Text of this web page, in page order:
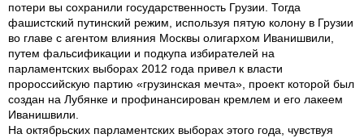
потери вы сохранили государственность Грузии. Тогда
фашистский путинский режим, используя пятую колону в Грузии
во главе с агентом влияния Москвы олигархом Иванишвили,
путем фальсификации и подкупа избирателей на
парламентских выборах 2012 года привел к власти
пророссийскую партию «грузинская мечта», проект которой был
создан на Лубянке и профинансирован кремлем и его лакеем
Иванишвили.
На октябрьских парламентских выборах этого года, чувствуя